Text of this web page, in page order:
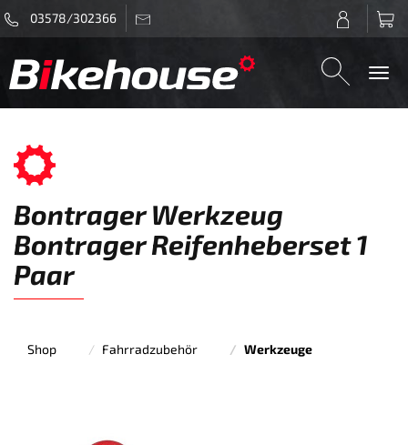
03578/302366
Bontrager Werkzeug
Bontrager Reifenheberset 1
Paar
Shop Fahrradzubehör Werkzeuge